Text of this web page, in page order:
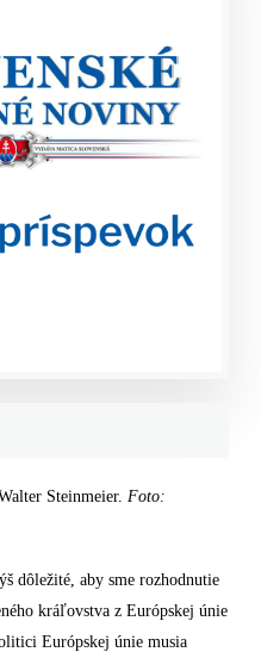
Steinmeier. Foto:
dôležité, aby sme rozhodnutie
kráľovstva z Európskej únie
Európskej únie musia